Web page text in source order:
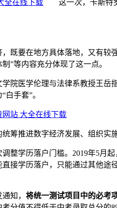
全在线下载 这一次，卡斯特罗
要在地方具体落地，又有较强
”等内容充分体现了这一点。
医学伦理与法律系教授王岳指
白手套”。
网站 大全在线下载
推进数字经济发展、组织实施
学历落户门槛。2019年5月起
接学历落户，只能通过其他途
知， 将统一测试项目中的必考